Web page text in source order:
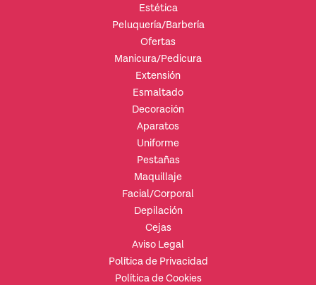
Estética
Peluquería/Barbería
Ofertas
Manicura/Pedicura
Extensión
Esmaltado
Decoración
Aparatos
Uniforme
Pestañas
Maquillaje
Facial/Corporal
Depilación
Cejas
Aviso Legal
Política de Privacidad
Política de Cookies